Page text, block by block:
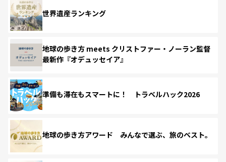
世界遺産ランキング
地球の歩き方 meets クリストファー・ノーラン監督
最新作『オデュッセイア』
準備も滞在もスマートに！ トラベルハック2026
地球の歩き方アワード みんなで選ぶ、旅のベスト。